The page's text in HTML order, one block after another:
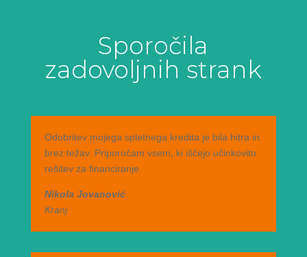
Sporočila
zadovoljnih strank
Odobritev mojega spletnega kredita je bila hitra in
brez težav. Priporočam vsem, ki iščejo učinkovito
rešitev za financiranje.
Nikola Jovanović
Kranj